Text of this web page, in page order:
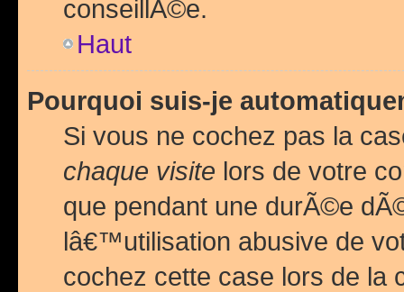
conseillÃ©e.
Haut
Pourquoi suis-je
Si vous ne cochez pas la
chaque visite lors de votre
que pendant une durÃ©e
lâ€™utilisation abusive de
cochez cette case lors de